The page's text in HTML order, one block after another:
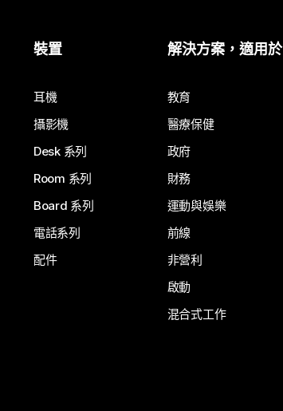
需要答案？
提交問題
裝置
耳機
攝影機
Desk 系列
Room 系列
Board 系列
電話系列
配件
解決方案，適用於
教育
醫療保健
政府
財務
運動與娛樂
前線
非營利
啟動
混合式工作